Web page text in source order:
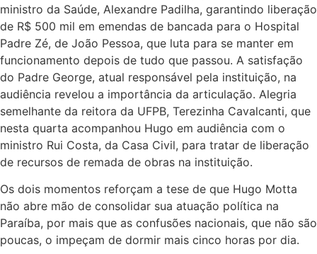
ministro da Saúde, Alexandre Padilha, garantindo liberação
de R$ 500 mil em emendas de bancada para o Hospital
Padre Zé, de João Pessoa, que luta para se manter em
funcionamento depois de tudo que passou. A satisfação
do Padre George, atual responsável pela instituição, na
audiência revelou a importância da articulação. Alegria
semelhante da reitora da UFPB, Terezinha Cavalcanti, que
nesta quarta acompanhou Hugo em audiência com o
ministro Rui Costa, da Casa Civil, para tratar de liberação
de recursos de remada de obras na instituição.
Os dois momentos reforçam a tese de que Hugo Motta
não abre mão de consolidar sua atuação política na
Paraíba, por mais que as confusões nacionais, que não são
poucas, o impeçam de dormir mais cinco horas por dia.